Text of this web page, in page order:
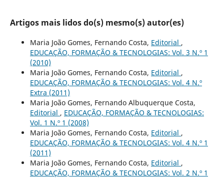
Artigos mais lidos do(s) mesmo(s) autor(es)
Maria João Gomes, Fernando Costa, Editorial ,
EDUCAÇÃO, FORMAÇÃO & TECNOLOGIAS: Vol. 3 N.º 1
(2010)
Maria João Gomes, Fernando Costa, Editorial ,
EDUCAÇÃO, FORMAÇÃO & TECNOLOGIAS: Vol. 4 N.º
Extra (2011)
Maria João Gomes, Fernando Albuquerque Costa,
Editorial , EDUCAÇÃO, FORMAÇÃO & TECNOLOGIAS:
Vol. 1 N.º 1 (2008)
Maria João Gomes, Fernando Costa, Editorial ,
EDUCAÇÃO, FORMAÇÃO & TECNOLOGIAS: Vol. 4 N.º 1
(2011)
Maria João Gomes, Fernando Costa, Editorial ,
EDUCAÇÃO, FORMAÇÃO & TECNOLOGIAS: Vol. 2 N.º 1